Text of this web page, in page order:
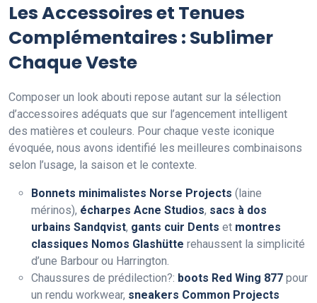
Les Accessoires et Tenues
Complémentaires : Sublimer
Chaque Veste
Composer un look abouti repose autant sur la sélection
d’accessoires adéquats que sur l’agencement intelligent
des matières et couleurs. Pour chaque veste iconique
évoquée, nous avons identifié les meilleures combinaisons
selon l’usage, la saison et le contexte.
Bonnets minimalistes Norse Projects (laine
mérinos), écharpes Acne Studios, sacs à dos
urbains Sandqvist, gants cuir Dents et montres
classiques Nomos Glashütte rehaussent la simplicité
d’une Barbour ou Harrington.
Chaussures de prédilection?: boots Red Wing 877 pour
un rendu workwear, sneakers Common Projects